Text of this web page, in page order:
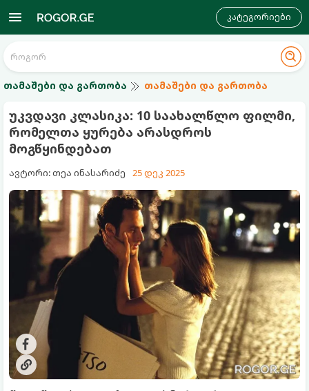
კატეგორიები
თამაშები და გართობა თამაშები და გართობა
უკვდავი კლასიკა: 10 საახალწლო ფილმი,
რომელთა ყურება არასდროს
მოგწყინდებათ
ავტორი: თეა ინასარიძე 25 დეკ 2025